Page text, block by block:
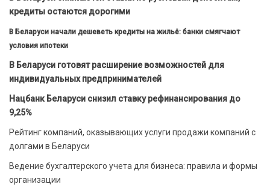
кредиты остаются дорогими
В Беларуси начали дешеветь кредиты на жильё: банки смягчают
условия ипотеки
В Беларуси готовят расширение возможностей для
индивидуальных предпринимателей
Нацбанк Беларуси снизил ставку рефинансирования до
9,25%
Рейтинг компаний, оказывающих услуги продажи компаний с
долгами в Беларуси
Ведение бухгалтерского учета для бизнеса: правила и формы
организации